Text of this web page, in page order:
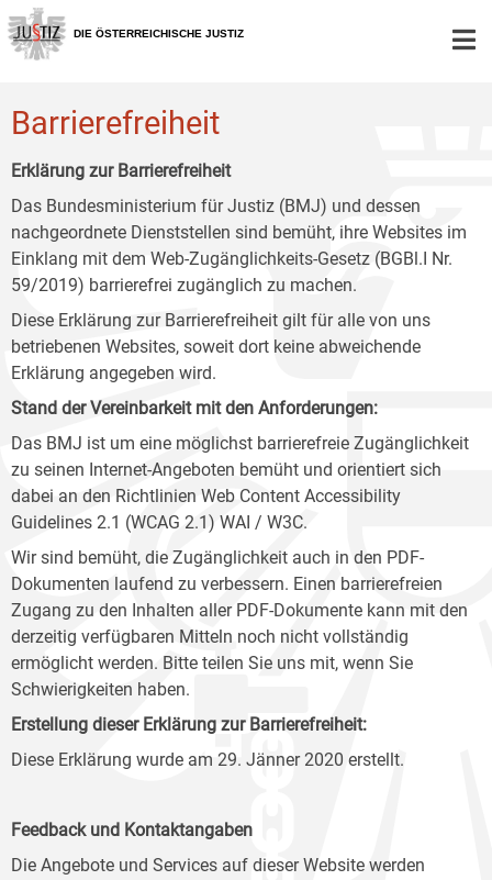
Zur
Hauptnavigation
[1]
Zum
Inhalt
[2]
Zum
Untermenü
[3]
DIE ÖSTERREICHISCHE JUSTIZ
Barrierefreiheit
Erklärung zur Barrierefreiheit
Das Bundesministerium für Justiz (BMJ) und dessen
nachgeordnete Dienststellen sind bemüht, ihre Websites im
Einklang mit dem Web-Zugänglichkeits-Gesetz (BGBl.I Nr.
59/2019) barrierefrei zugänglich zu machen.
Diese Erklärung zur Barrierefreiheit gilt für alle von uns
betriebenen Websites, soweit dort keine abweichende
Erklärung angegeben wird.
Stand der Vereinbarkeit mit den Anforderungen:
Das BMJ ist um eine möglichst barrierefreie Zugänglichkeit
zu seinen Internet-Angeboten bemüht und orientiert sich
dabei an den Richtlinien Web Content Accessibility
Guidelines 2.1 (WCAG 2.1) WAI / W3C.
Wir sind bemüht, die Zugänglichkeit auch in den PDF-
Dokumenten laufend zu verbessern. Einen barrierefreien
Zugang zu den Inhalten aller PDF-Dokumente kann mit den
derzeitig verfügbaren Mitteln noch nicht vollständig
ermöglicht werden. Bitte teilen Sie uns mit, wenn Sie
Schwierigkeiten haben.
Erstellung dieser Erklärung zur Barrierefreiheit:
Diese Erklärung wurde am 29. Jänner 2020 erstellt.
Feedback und Kontaktangaben
Die Angebote und Services auf dieser Website werden